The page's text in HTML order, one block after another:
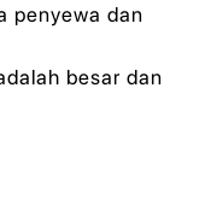
penyewa dan
besar dan